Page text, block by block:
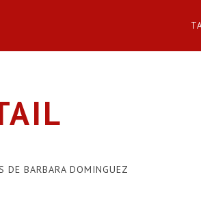
DE BARBARA DOMINGUEZ